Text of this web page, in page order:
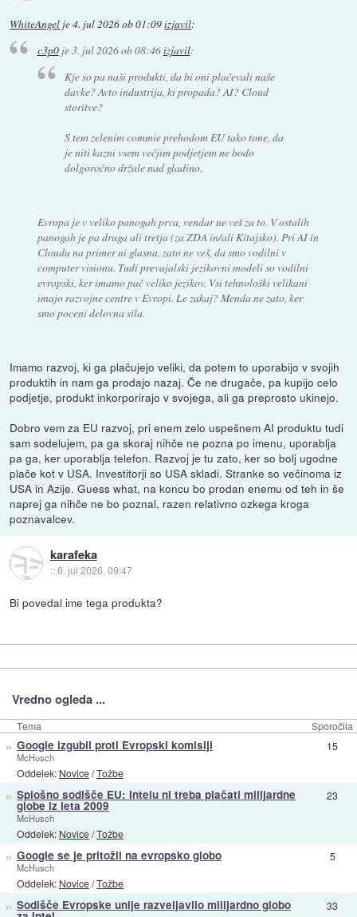
WhiteAngel je4. jul 2026 ob 01:09izjavil:
c3p0je3. jul 2026 ob 08:46izjavil:
Kje so pa naši produkti, da bi oni plačevali naše
davke? Avto industrija, ki propada? AI? Cloud
storitve?
S tem zelenim commie prehodom EU tako tone, da
je niti kazni vsem večjim podjetjem ne bodo
dolgoročno držale nad gladino.
Evropa je v veliko panogah prva, vendar ne veš za to. V ostalih
panogah je pa druga ali tretja (za ZDA in/ali Kitajsko). Pri AI in
Cloudu na primer ni glasna, zato ne veš, da smo vodilni v
computer visionu. Tudi prevajalski jezikovni modeli so vodilni
evropski, ker imamo pač veliko jezikov. Vsi tehnološki velikani
imajo razvojne centre v Evropi. Le zakaj? Menda ne zato, ker
smo poceni delovna sila.
Imamo razvoj, ki ga plačujejo veliki, da potem to uporabijo v svojih
produktih in nam ga prodajo nazaj. Če ne drugače, pa kupijo celo
podjetje, produkt inkorporirajo v svojega, ali ga preprosto ukinejo.
Dobro vem za EU razvoj, pri enem zelo uspešnem AI produktu tudi
sam sodelujem, pa ga skoraj nihče ne pozna po imenu, uporablja
pa ga, ker uporablja telefon. Razvoj je tu zato, ker so bolj ugodne
plače kot v USA. Investitorji so USA skladi. Stranke so večinoma iz
USA in Azije. Guess what, na koncu bo prodan enemu od teh in še
naprej ga nihče ne bo poznal, razen relativno ozkega kroga
poznavalcev.
karafeka
::6. jul 2026, 09:47
Bi povedal ime tega produkta?
Vredno ogleda ...
Tema Sporočila
» Google izgubil proti Evropski komisiji
McHusch
Oddelek: Novice/Tožbe
15
» Splošno sodišče EU: Intelu ni treba plačati milijardne
globe iz leta 2009
McHusch
Oddelek: Novice/Tožbe
23
» Google se je pritožil na evropsko globo
McHusch
Oddelek: Novice/Tožbe
5
» Sodišče Evropske unije razveljavilo milijardno globo 33